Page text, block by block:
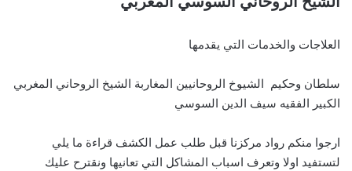
العلاجات والخدمات التي يقدمها
سلطان وحكيم الشيوخ الروحانيين المغاربة الشيخ الروحاني المغربي
الكبير الفقيه سيف الدين السوسي
ارجوا منكم رواد مركزنا قبل طلب عمل الكشف قراءة ما يلي
لتستفيد اولا وتعرف اسباب المشاكل التي تعانيها ونقترح عليك